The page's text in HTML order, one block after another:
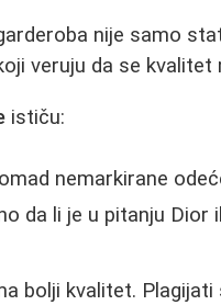
nije samo
veruju da se
ističu:
nemarkirane
da li je u pitanju Dior
bolji kvalitet.